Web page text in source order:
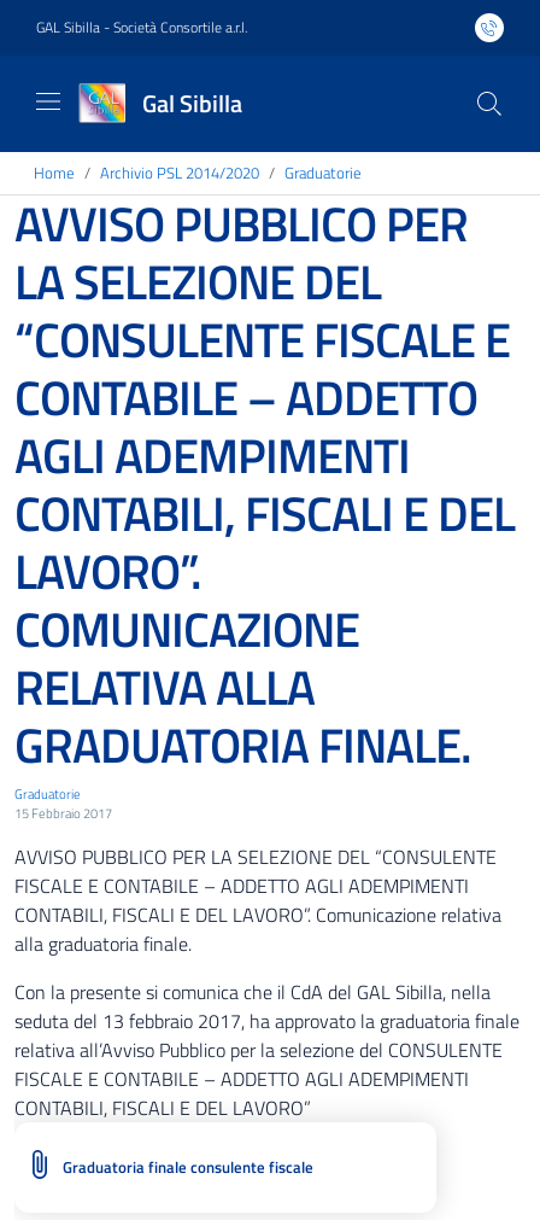
GAL Sibilla - Società Consortile a.r.l.
Gal Sibilla
Home Archivio PSL 2014/2020 Graduatorie
AVVISO PUBBLICO PER
LA SELEZIONE DEL
“CONSULENTE FISCALE E
CONTABILE – ADDETTO
AGLI ADEMPIMENTI
CONTABILI, FISCALI E DEL
LAVORO”.
COMUNICAZIONE
RELATIVA ALLA
GRADUATORIA FINALE.
Graduatorie
15 Febbraio 2017
AVVISO PUBBLICO PER LA SELEZIONE DEL “CONSULENTE
FISCALE E CONTABILE – ADDETTO AGLI ADEMPIMENTI
CONTABILI, FISCALI E DEL LAVORO”. Comunicazione relativa
alla graduatoria finale.
Con la presente si comunica che il CdA del GAL Sibilla, nella
seduta del 13 febbraio 2017, ha approvato la graduatoria finale
relativa all’Avviso Pubblico per la selezione del CONSULENTE
FISCALE E CONTABILE – ADDETTO AGLI ADEMPIMENTI
CONTABILI, FISCALI E DEL LAVORO”
Graduatoria finale consulente fiscale